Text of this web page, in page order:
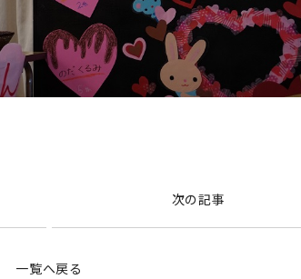
次の記事
一覧へ戻る